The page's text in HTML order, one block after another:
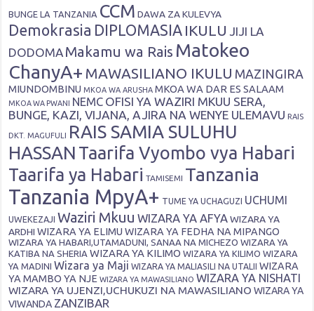
BUNGE LA TANZANIA CCM DAWA ZA KULEVYA
Demokrasia DIPLOMASIA IKULU JIJI LA
DODOMA Makamu wa Rais Matokeo
ChanyA+ MAWASILIANO IKULU MAZINGIRA
MIUNDOMBINU MKOA WA ARUSHA MKOA WA DAR ES SALAAM
MKOA WA PWANI NEMC OFISI YA WAZIRI MKUU SERA,
BUNGE, KAZI, VIJANA, AJIRA NA WENYE ULEMAVU RAIS
DKT. MAGUFULI
RAIS SAMIA SULUHU
HASSAN Taarifa Vyombo vya Habari
Taarifa ya Habari TAMISEMI Tanzania
Tanzania MpyA+ TUME YA UCHAGUZI UCHUMI
UWEKEZAJI Waziri Mkuu WIZARA YA AFYA WIZARA YA
ARDHI WIZARA YA ELIMU WIZARA YA FEDHA NA MIPANGO
WIZARA YA HABARI,UTAMADUNI, SANAA NA MICHEZO WIZARA YA
KATIBA NA SHERIA WIZARA YA KILIMO WIZARA YA KILIMO WIZARA
YA MADINI Wizara ya Maji WIZARA YA MALIASILI NA UTALII
WIZARA
YA MAMBO YA NJE WIZARA YA MAWASILIANO WIZARA YA NISHATI
WIZARA YA UJENZI,UCHUKUZI NA MAWASILIANO WIZARA YA
VIWANDA ZANZIBAR